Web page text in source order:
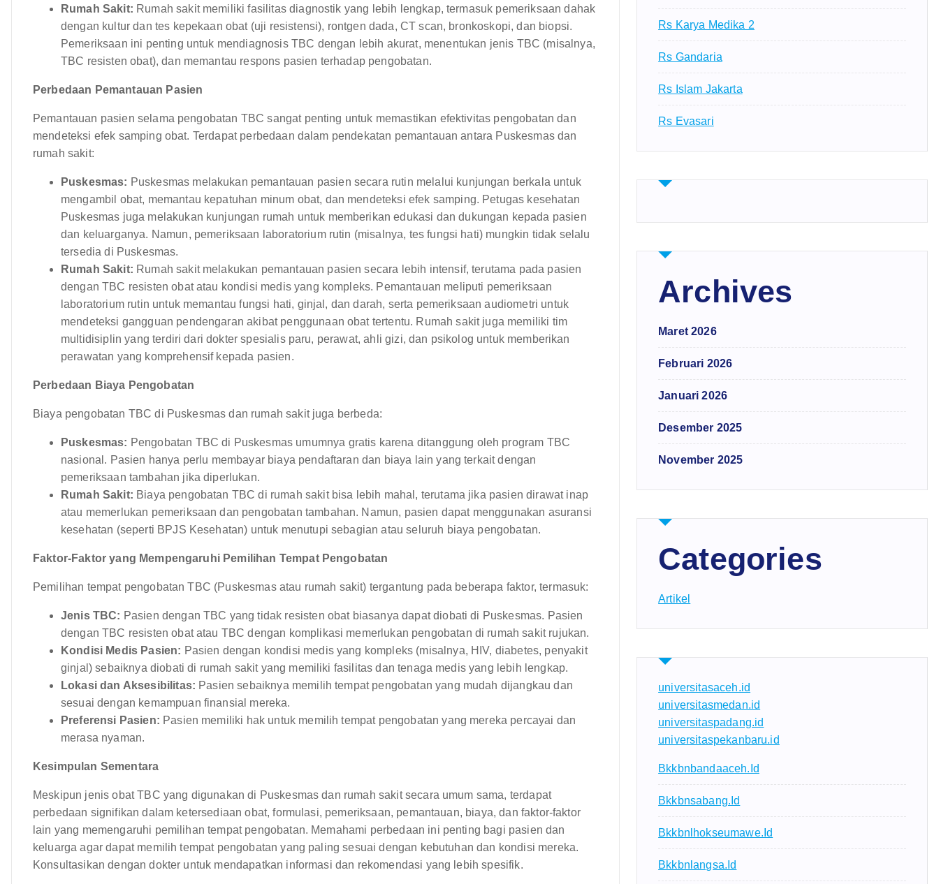
Rumah Sakit: Rumah sakit memiliki fasilitas diagnostik yang lebih lengkap, termasuk pemeriksaan dahak
dengan kultur dan tes kepekaan obat (uji resistensi), rontgen dada, CT scan, bronkoskopi, dan biopsi.
Pemeriksaan ini penting untuk mendiagnosis TBC dengan lebih akurat, menentukan jenis TBC (misalnya,
TBC resisten obat), dan memantau respons pasien terhadap pengobatan.
Perbedaan Pemantauan Pasien
Pemantauan pasien selama pengobatan TBC sangat penting untuk memastikan efektivitas pengobatan dan
mendeteksi efek samping obat. Terdapat perbedaan dalam pendekatan pemantauan antara Puskesmas dan
rumah sakit:
Puskesmas: Puskesmas melakukan pemantauan pasien secara rutin melalui kunjungan berkala untuk
mengambil obat, memantau kepatuhan minum obat, dan mendeteksi efek samping. Petugas kesehatan
Puskesmas juga melakukan kunjungan rumah untuk memberikan edukasi dan dukungan kepada pasien
dan keluarganya. Namun, pemeriksaan laboratorium rutin (misalnya, tes fungsi hati) mungkin tidak selalu
tersedia di Puskesmas.
Rumah Sakit: Rumah sakit melakukan pemantauan pasien secara lebih intensif, terutama pada pasien
dengan TBC resisten obat atau kondisi medis yang kompleks. Pemantauan meliputi pemeriksaan
laboratorium rutin untuk memantau fungsi hati, ginjal, dan darah, serta pemeriksaan audiometri untuk
mendeteksi gangguan pendengaran akibat penggunaan obat tertentu. Rumah sakit juga memiliki tim
multidisiplin yang terdiri dari dokter spesialis paru, perawat, ahli gizi, dan psikolog untuk memberikan
perawatan yang komprehensif kepada pasien.
Perbedaan Biaya Pengobatan
Biaya pengobatan TBC di Puskesmas dan rumah sakit juga berbeda:
Puskesmas: Pengobatan TBC di Puskesmas umumnya gratis karena ditanggung oleh program TBC
nasional. Pasien hanya perlu membayar biaya pendaftaran dan biaya lain yang terkait dengan
pemeriksaan tambahan jika diperlukan.
Rumah Sakit: Biaya pengobatan TBC di rumah sakit bisa lebih mahal, terutama jika pasien dirawat inap
atau memerlukan pemeriksaan dan pengobatan tambahan. Namun, pasien dapat menggunakan asuransi
kesehatan (seperti BPJS Kesehatan) untuk menutupi sebagian atau seluruh biaya pengobatan.
Faktor-Faktor yang Mempengaruhi Pemilihan Tempat Pengobatan
Pemilihan tempat pengobatan TBC (Puskesmas atau rumah sakit) tergantung pada beberapa faktor, termasuk:
Jenis TBC: Pasien dengan TBC yang tidak resisten obat biasanya dapat diobati di Puskesmas. Pasien
dengan TBC resisten obat atau TBC dengan komplikasi memerlukan pengobatan di rumah sakit rujukan.
Kondisi Medis Pasien: Pasien dengan kondisi medis yang kompleks (misalnya, HIV, diabetes, penyakit
ginjal) sebaiknya diobati di rumah sakit yang memiliki fasilitas dan tenaga medis yang lebih lengkap.
Lokasi dan Aksesibilitas: Pasien sebaiknya memilih tempat pengobatan yang mudah dijangkau dan
sesuai dengan kemampuan finansial mereka.
Preferensi Pasien: Pasien memiliki hak untuk memilih tempat pengobatan yang mereka percayai dan
merasa nyaman.
Kesimpulan Sementara
Meskipun jenis obat TBC yang digunakan di Puskesmas dan rumah sakit secara umum sama, terdapat
perbedaan signifikan dalam ketersediaan obat, formulasi, pemeriksaan, pemantauan, biaya, dan faktor-faktor
lain yang memengaruhi pemilihan tempat pengobatan. Memahami perbedaan ini penting bagi pasien dan
keluarga agar dapat memilih tempat pengobatan yang paling sesuai dengan kebutuhan dan kondisi mereka.
Konsultasikan dengan dokter untuk mendapatkan informasi dan rekomendasi yang lebih spesifik.
Rs Karya Medika 2
Rs Gandaria
Rs Islam Jakarta
Rs Evasari
Archives
Maret 2026
Februari 2026
Januari 2026
Desember 2025
November 2025
Categories
Artikel
universitasaceh.id
universitasmedan.id
universitaspadang.id
universitaspekanbaru.id
Bkkbnbandaaceh.id
Bkkbnsabang.id
Bkkbnlhokseumawe.id
Bkkbnlangsa.id